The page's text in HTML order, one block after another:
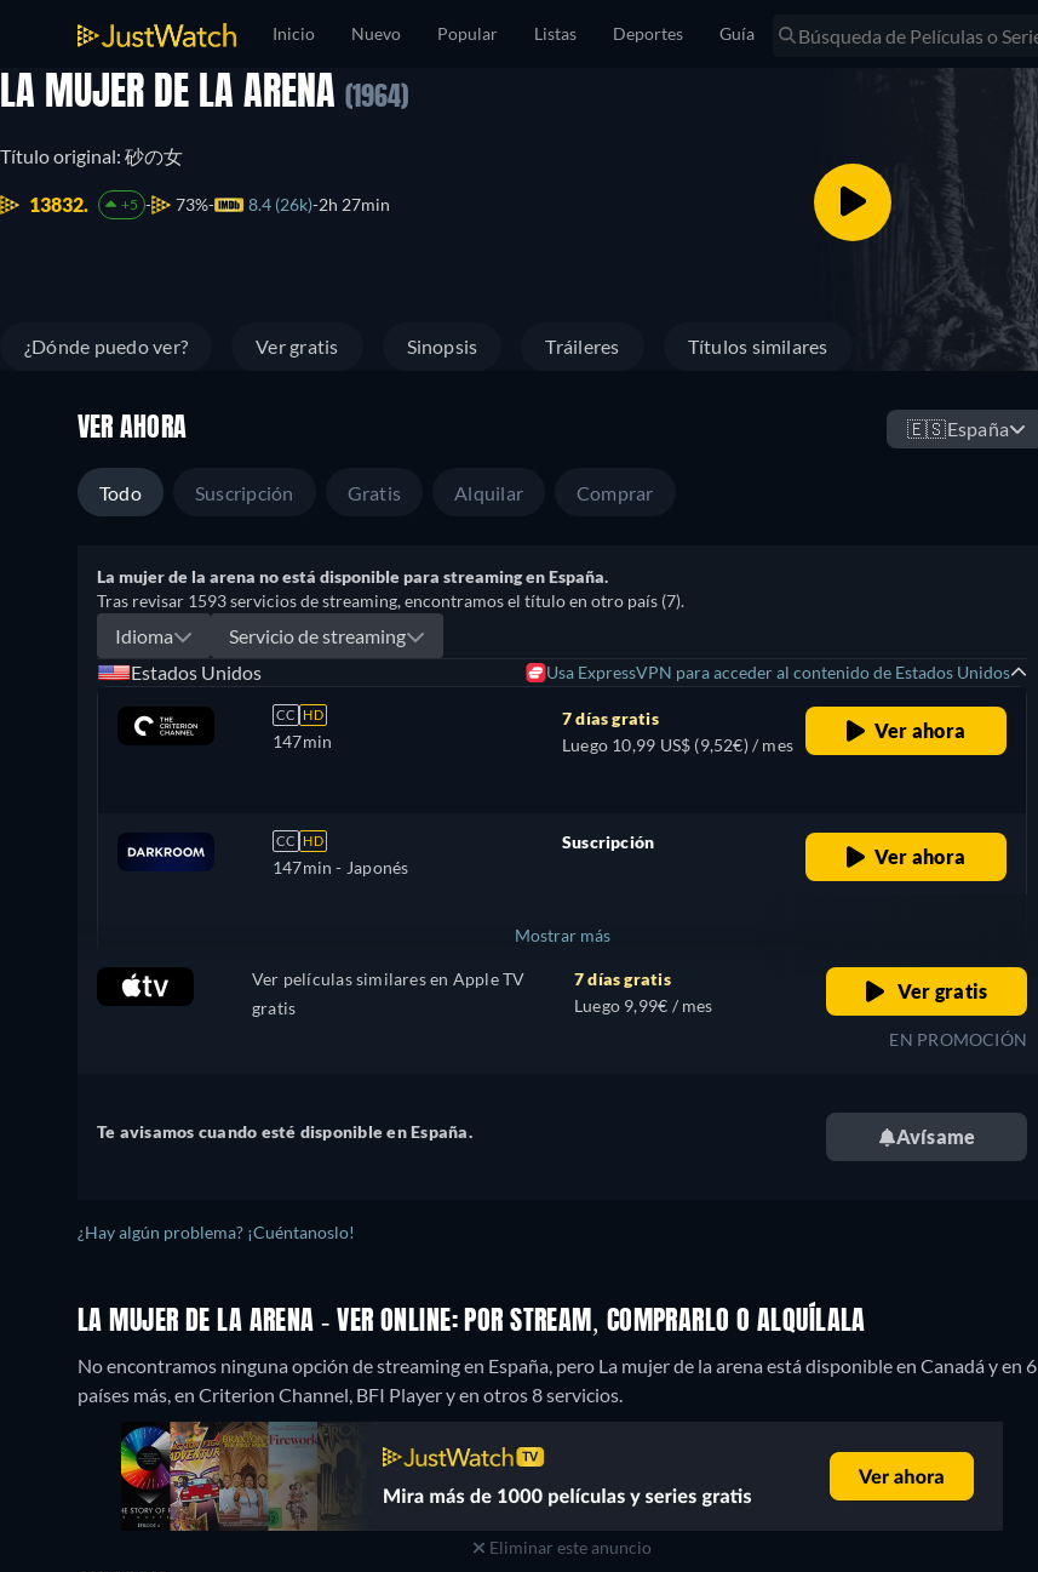
Inicio Nuevo Popular Listas Deportes Guía
LA MUJER DE LA ARENA (1964)
Título original: 砂の女
13832. +5 73% 8.4 (26k) 2h 27min
¿Dónde puedo ver? Ver gratis Sinopsis Tráileres Títulos similares
VER AHORA 🇪🇸España
Todo Suscripción Gratis Alquilar Comprar
La mujer de la arena no está disponible para streaming en España.
Tras revisar 1593 servicios de streaming, encontramos el título en otro país (7).
Idioma
Servicio de streaming
Estados Unidos
Usa ExpressVPN para acceder al contenido de Estados Unidos
CC HD
147min
7 días gratis
Luego 10,99 US$ (9,52€) / mes
Ver ahora
CC HD
147min - Japonés
Suscripción
Ver ahora
Reino Unido
Mostrar más
Ver películas similares en Apple TV
gratis
7 días gratis
Luego 9,99€ / mes
Ver gratis
EN PROMOCIÓN
Te avisamos cuando esté disponible en España. Avísame
¿Hay algún problema? ¡Cuéntanoslo!
LA MUJER DE LA ARENA - VER ONLINE: POR STREAM, COMPRARLO O ALQUÍLALA
No encontramos ninguna opción de streaming en España, pero La mujer de la arena está disponible en Canadá y en 6
países más, en Criterion Channel, BFI Player y en otros 8 servicios.
Eliminar este anuncio